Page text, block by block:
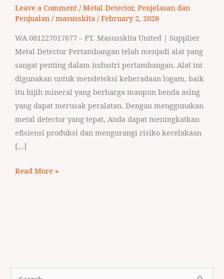
Leave a Comment / Metal Detector, Penjelasan dan
Penjualan/ masusskita / February 2, 2026
WA 081227017677 – PT. Masusskita United | Supplier
Metal Detector Pertambangan telah menjadi alat yang
sangat penting dalam industri pertambangan. Alat ini
digunakan untuk mendeteksi keberadaan logam, baik
itu bijih mineral yang berharga maupun benda asing
yang dapat merusak peralatan. Dengan menggunakan
metal detector yang tepat, Anda dapat meningkatkan
efisiensi produksi dan mengurangi risiko kecelakaan
[…]
Read More »